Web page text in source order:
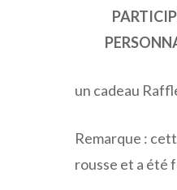
un cadeau
Remarque :
rousse et a été